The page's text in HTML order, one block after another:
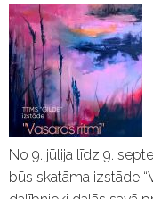
No 9. jūlija līdz 9.
būs skatāma izstāde